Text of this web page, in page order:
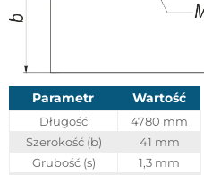
Parametr Wartość
Długość
4780 mm
Szerokość (b)
41 mm
Grubość (s)
1,3 mm